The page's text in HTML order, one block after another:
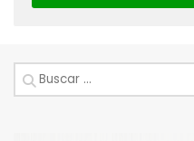
Buscar: